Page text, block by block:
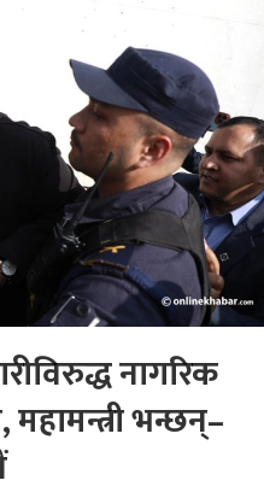
नागरिक
भन्छन्–